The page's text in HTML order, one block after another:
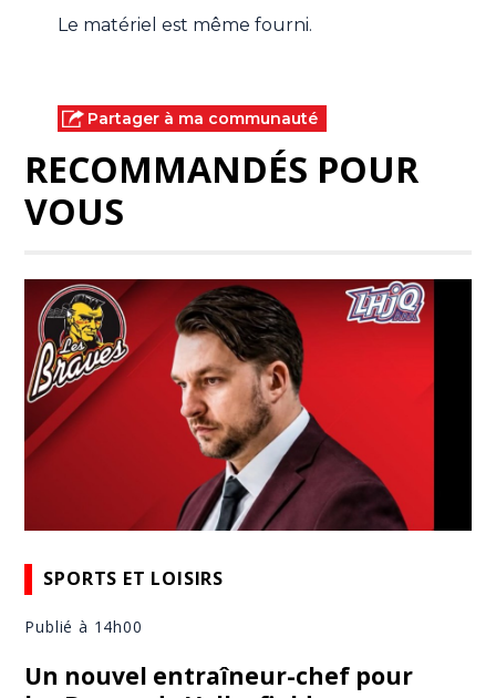
Le matériel est même fourni.
Partager à ma communauté
RECOMMANDÉS POUR
VOUS
SPORTS ET LOISIRS
Publié à 14h00
Un nouvel entraîneur-chef pour